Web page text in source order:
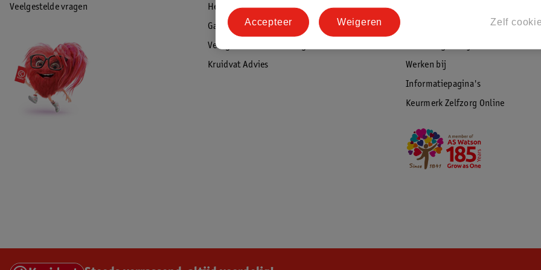
Veelgestelde vragen
Herroepen & retourneren
Garantie
Veiligheidswaarschuwingen
Kruidvat Advies
Werken bij
Informatiepagina's
Keurmerk Zelfzorg Online
Zelf
Weigeren
Accepteer